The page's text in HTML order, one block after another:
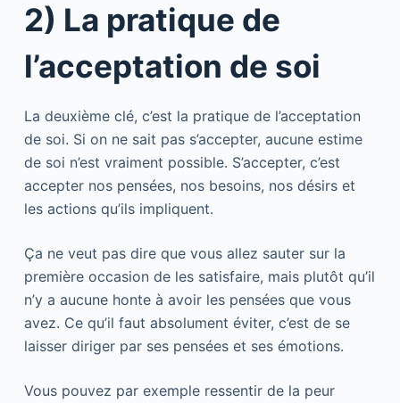
2) La pratique de
l’acceptation de soi
La deuxième clé, c’est la pratique de l’acceptation
de soi. Si on ne sait pas s’accepter, aucune estime
de soi n’est vraiment possible. S’accepter, c’est
accepter nos pensées, nos besoins, nos désirs et
les actions qu’ils impliquent.
Ça ne veut pas dire que vous allez sauter sur la
première occasion de les satisfaire, mais plutôt qu’il
n’y a aucune honte à avoir les pensées que vous
avez. Ce qu’il faut absolument éviter, c’est de se
laisser diriger par ses pensées et ses émotions.
Vous pouvez par exemple ressentir de la peur